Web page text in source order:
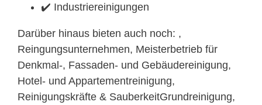
✔️ Industriereinigungen
Darüber hinaus bieten auch noch: ,
Reingungsunternehmen, Meisterbetrieb für
Denkmal-, Fassaden- und Gebäudereinigung,
Hotel- und Appartementreinigung,
Reinigungskräfte & SauberkeitGrundreinigung,